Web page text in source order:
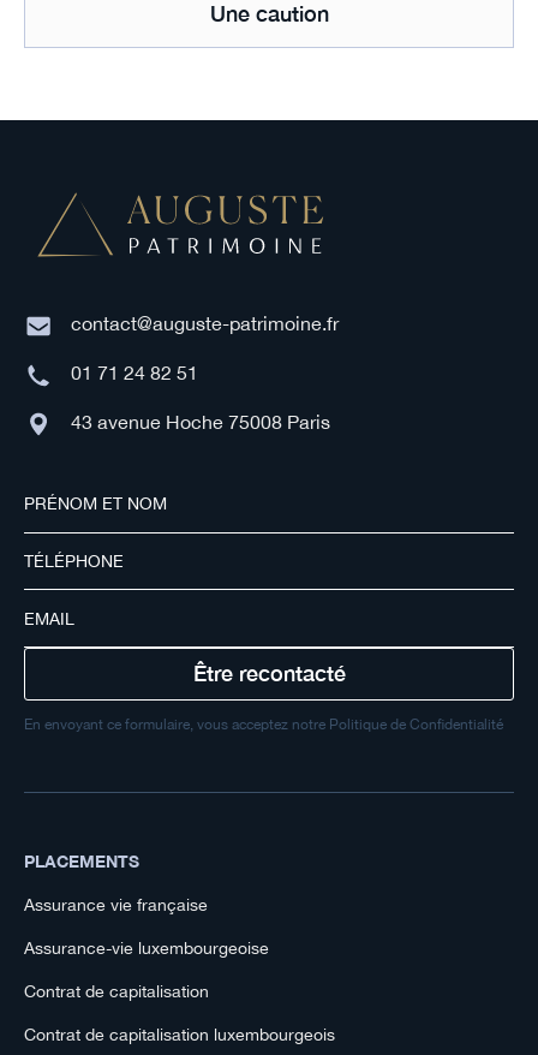
Une caution
contact@auguste-patrimoine.fr
01 71 24 82 51
43 avenue Hoche 75008 Paris
En envoyant ce formulaire, vous acceptez notre Politique de Confidentialité
PLACEMENTS
Assurance vie française
Assurance-vie luxembourgeoise
Contrat de capitalisation
Contrat de capitalisation luxembourgeois